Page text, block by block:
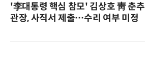
'李대통령 핵심 참모' 김상호 靑 춘추
관장, 사직서 제출…수리 여부 미정